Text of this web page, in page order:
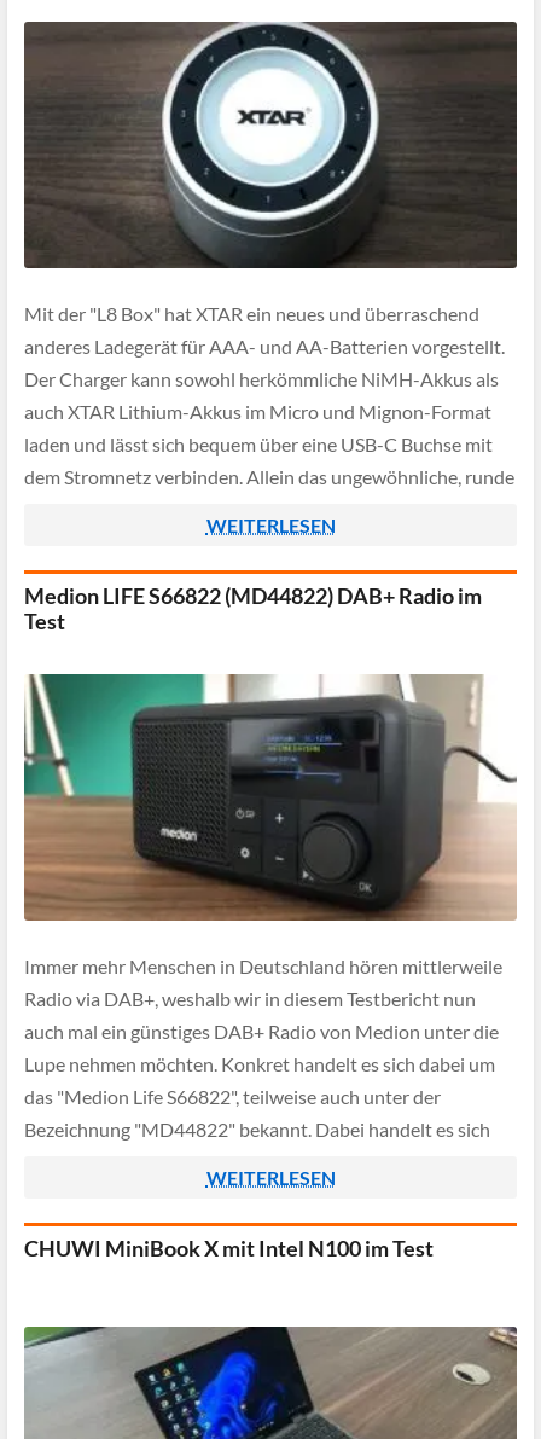
Mit der "L8 Box" hat XTAR ein neues und überraschend
anderes Ladegerät für AAA- und AA-Batterien vorgestellt.
Der Charger kann sowohl herkömmliche NiMH-Akkus als
auch XTAR Lithium-Akkus im Micro und Mignon-Format
laden und lässt sich bequem über eine USB-C Buchse mit
dem Stromnetz verbinden. Allein das ungewöhnliche, runde
WEITERLESEN
Medion LIFE S66822 (MD44822) DAB+ Radio im
Test
Immer mehr Menschen in Deutschland hören mittlerweile
Radio via DAB+, weshalb wir in diesem Testbericht nun
auch mal ein günstiges DAB+ Radio von Medion unter die
Lupe nehmen möchten. Konkret handelt es sich dabei um
das "Medion Life S66822", teilweise auch unter der
Bezeichnung "MD44822" bekannt. Dabei handelt es sich
WEITERLESEN
CHUWI MiniBook X mit Intel N100 im Test